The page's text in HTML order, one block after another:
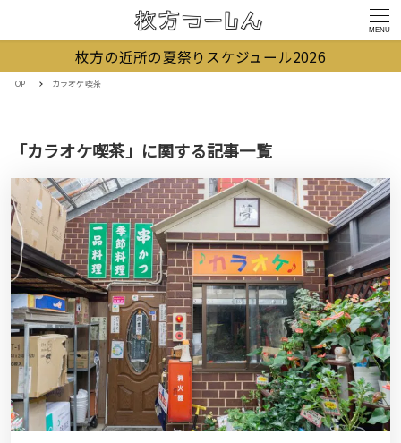
MENU
枚方の近所の夏祭りスケジュール2026
TOP カラオケ喫茶
「カラオケ喫茶」に関する記事一覧